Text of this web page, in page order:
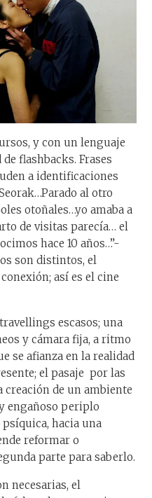
y con un lenguaje
flashbacks. Frases
a identificaciones
al otro
otoñales…yo amaba a
de visitas parecía… el
hace 10 años…”-
son distintos, el
así es el cine
escasos; una
y cámara fija, a ritmo
se afianza en la realidad
el pasaje por las
creación de un ambiente
engañoso periplo
hacia una
reformar o
parte para saberlo.
necesarias, el